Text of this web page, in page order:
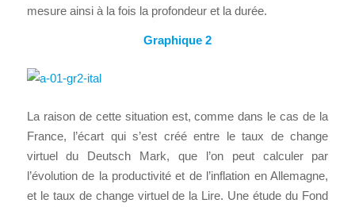
mesure ainsi à la fois la profondeur et la durée.
Graphique 2
La raison de cette situation est, comme dans le cas de la
France, l’écart qui s’est créé entre le taux de change
virtuel du Deutsch Mark, que l’on peut calculer par
l’évolution de la productivité et de l’inflation en Allemagne,
et le taux de change virtuel de la Lire. Une étude du Fond